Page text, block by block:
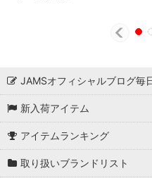
JAMSオフィシャルブログ
新入荷アイテム
アイテムランキング
取り扱いブランドリスト